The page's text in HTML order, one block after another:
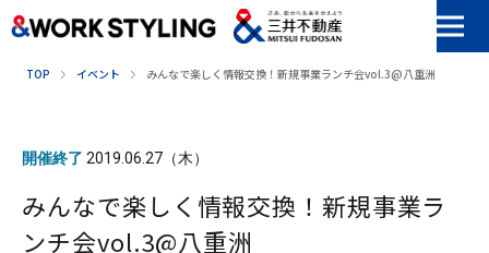
TOP イベント みんなで楽しく情報交換！新規事業ランチ会vol.3@八重洲
開催終了 2019.06.27（木）
みんなで楽しく情報交換！新規事業ラ
ンチ会vol.3@八重洲